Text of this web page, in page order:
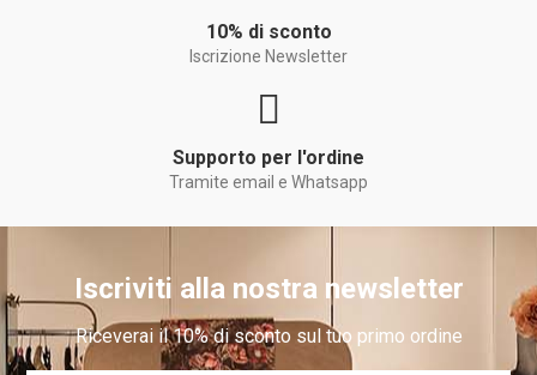
10% di sconto
Iscrizione Newsletter
Supporto per l'ordine
Tramite email e Whatsapp
Iscriviti alla nostra newsletter
Riceverai il 10% di sconto sul tuo primo ordine